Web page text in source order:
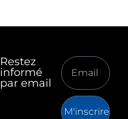
Restez
informé
par email
M'inscrire